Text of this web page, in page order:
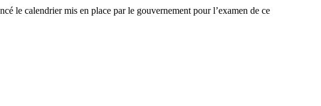
le calendrier mis en place par le gouvernement pour l’examen de ce